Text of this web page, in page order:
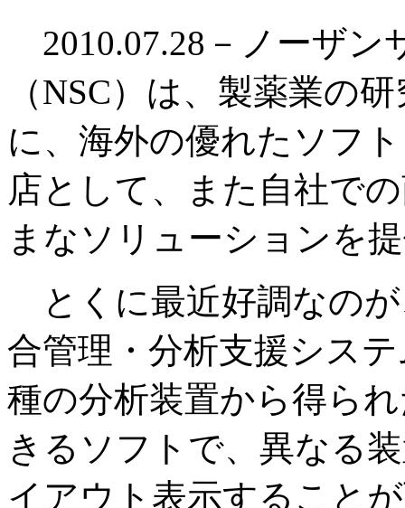
2010.07.28－ノーザン
（NSC）は、製薬業の
に、海外の優れたソフ
店として、また自社で
まなソリューションを
とくに最近好調なの
合管理・分析支援シス
種の分析装置から得ら
きるソフトで、異なる
イアウト表示すること